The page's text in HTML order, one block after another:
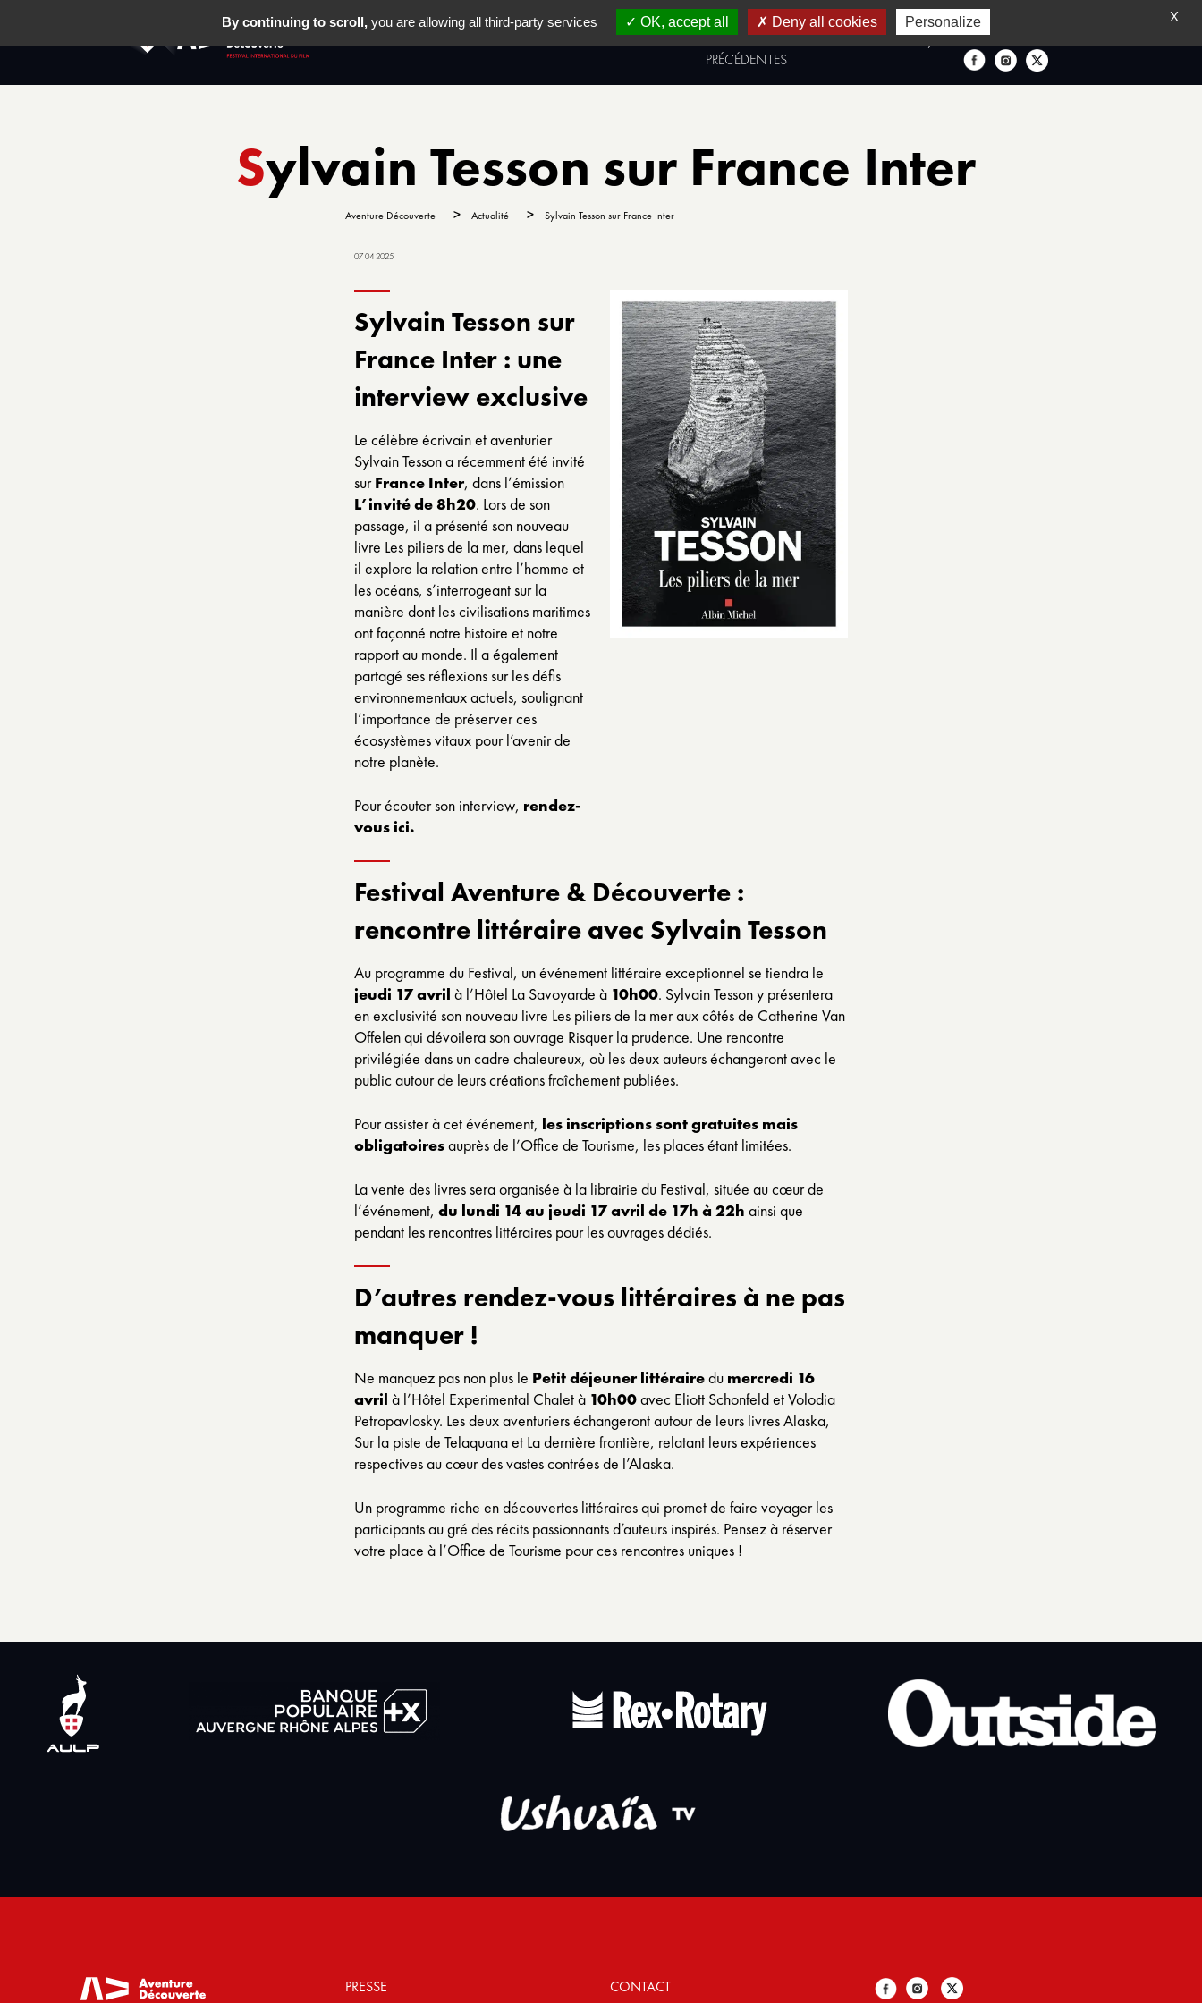
ÉDITIONS
PRÉCÉDENTES
FRANÇAIS
Sylvain Tesson sur France Inter
Aventure Découverte > Actualité > Sylvain Tesson sur France Inter
07 04 2025
Sylvain Tesson sur
France Inter : une
interview exclusive
Le célèbre écrivain et aventurier
Sylvain Tesson a récemment été invité
surFrance Inter, dans l’émission
L’invité de 8h20. Lors de son
passage, il a présenté son nouveau
livre Les piliers de la mer, dans lequel
il explore la relation entre l’homme et
les océans, s’interrogeant sur la
manière dont les civilisations maritimes
ont façonné notre histoire et notre
rapport au monde. Il a également
partagé ses réflexions sur les défis
environnementaux actuels, soulignant
l’importance de préserver ces
écosystèmes vitaux pour l’avenir de
notre planète.
Pour écouter son interview, rendez-
vous ici.
Festival Aventure & Découverte :
rencontre littéraire avec Sylvain Tesson
Au programme du Festival, un événement littéraire exceptionnel se tiendra le
jeudi 17 avril à l’Hôtel La Savoyarde à 10h00. Sylvain Tesson y présentera
en exclusivité son nouveau livre Les piliers de la meraux côtés de Catherine Van
Offelen qui dévoilera son ouvrage Risquer la prudence. Une rencontre
privilégiée dans un cadre chaleureux, où les deux auteurs échangeront avec le
public autour de leurs créations fraîchement publiées.
Pour assister à cet événement, les inscriptions sont gratuites mais
obligatoiresauprès de l’Office de Tourisme, les places étant limitées.
La vente des livres sera organisée à la librairie du Festival, située au cœur de
l’événement, du lundi 14 au jeudi 17 avril de 17h à 22h ainsi que
pendant les rencontres littéraires pour les ouvrages dédiés.
D’autres rendez-vous littéraires à ne pas
manquer !
Ne manquez pas non plus le Petit déjeuner littérairedu mercredi 16
avril à l’Hôtel Experimental Chalet à 10h00avec Eliott Schonfeld et Volodia
Petropavlosky. Les deux aventuriers échangeront autour de leurs livresAlaska,
Sur la piste de Telaquanaet La dernière frontière, relatant leurs expériences
respectives au cœur des vastes contrées de l’Alaska.
Un programme riche en découvertes littéraires qui promet de faire voyager les
participants au gré des récits passionnants d’auteurs inspirés. Pensez à réserver
votre place à l’Office de Tourisme pour ces rencontres uniques !
PRESSE CONTACT
X
By continuing to scroll,you are allowing all third-party services OK, accept all Deny all cookies Personalize